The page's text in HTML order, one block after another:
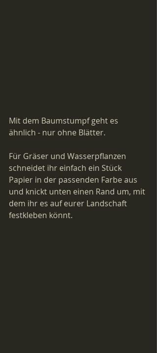
Mit dem Baumstumpf geht es
ähnlich - nur ohne Blätter.
Für Gräser und Wasserpflanzen
schneidet ihr einfach ein Stück
Papier in der passenden Farbe aus
und knickt unten einen Rand um, mit
dem ihr es auf eurer Landschaft
festkleben könnt.